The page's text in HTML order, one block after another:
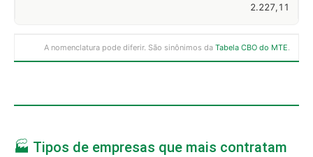
2.227,11
A nomenclatura pode diferir. São sinônimos da Tabela CBO do MTE.
🏭 Tipos de empresas que mais contratam